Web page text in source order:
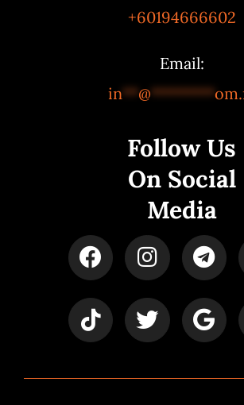
+60194666602
Email:
in**@********
Follow Us
On Social
Media